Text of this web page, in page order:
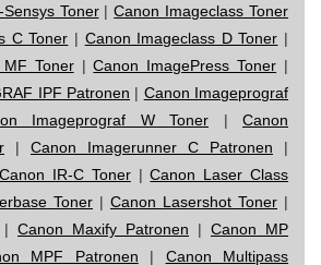
Toner|Canon Imageclass Toner
C Toner | Canon Imageclass D Toner |
Toner|Canon ImagePress Toner |
IPF Patronen | Canon Imageprograf
Imageprograf W Toner | Canon
| Canon Imagerunner C Patronen |
Canon IR-C Toner|Canon Laser Class
Toner | Canon Lasershot Toner |
| Canon Maxify Patronen | Canon MP
MPF Patronen | Canon Multipass